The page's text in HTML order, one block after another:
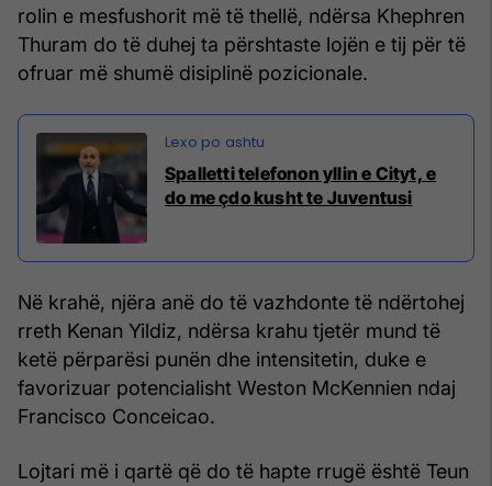
rolin e mesfushorit më të thellë, ndërsa Khephren
Thuram do të duhej ta përshtaste lojën e tij për të
ofruar më shumë disiplinë pozicionale.
Spalletti telefonon yllin e Cityt, e
do me çdo kusht te Juventusi
Në krahë, njëra anë do të vazhdonte të ndërtohej
rreth Kenan Yildiz, ndërsa krahu tjetër mund të
ketë përparësi punën dhe intensitetin, duke e
favorizuar potencialisht Weston McKennien ndaj
Francisco Conceicao.
Lojtari më i qartë që do të hapte rrugë është Teun